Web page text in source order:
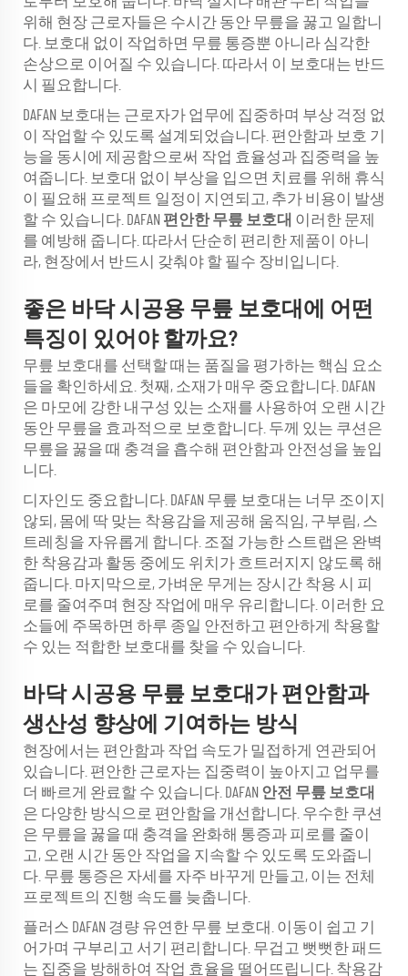
위해 현장 근로자들은 수시간 동안 무릎을 꿇고 일합니
다. 보호대 없이 작업하면 무릎 통증뿐 아니라 심각한
손상으로 이어질 수 있습니다. 따라서 이 보호대는 반드
시 필요합니다.
DAFAN 보호대는 근로자가 업무에 집중하며 부상 걱정 없
이 작업할 수 있도록 설계되었습니다. 편안함과 보호 기
능을 동시에 제공함으로써 작업 효율성과 집중력을 높
여줍니다. 보호대 없이 부상을 입으면 치료를 위해 휴식
이 필요해 프로젝트 일정이 지연되고, 추가 비용이 발생
할 수 있습니다. DAFAN 편안한 무릎 보호대 이러한 문제
를 예방해 줍니다. 따라서 단순히 편리한 제품이 아니
라, 현장에서 반드시 갖춰야 할 필수 장비입니다.
좋은 바닥 시공용 무릎 보호대에 어떤
특징이 있어야 할까요?
무릎 보호대를 선택할 때는 품질을 평가하는 핵심 요소
들을 확인하세요. 첫째, 소재가 매우 중요합니다. DAFAN
은 마모에 강한 내구성 있는 소재를 사용하여 오랜 시간
동안 무릎을 효과적으로 보호합니다. 두께 있는 쿠션은
무릎을 꿇을 때 충격을 흡수해 편안함과 안전성을 높입
니다.
디자인도 중요합니다. DAFAN 무릎 보호대는 너무 조이지
않되, 몸에 딱 맞는 착용감을 제공해 움직임, 구부림, 스
트레칭을 자유롭게 합니다. 조절 가능한 스트랩은 완벽
한 착용감과 활동 중에도 위치가 흐트러지지 않도록 해
줍니다. 마지막으로, 가벼운 무게는 장시간 착용 시 피
로를 줄여주며 현장 작업에 매우 유리합니다. 이러한 요
소들에 주목하면 하루 종일 안전하고 편안하게 착용할
수 있는 적합한 보호대를 찾을 수 있습니다.
바닥 시공용 무릎 보호대가 편안함과
생산성 향상에 기여하는 방식
현장에서는 편안함과 작업 속도가 밀접하게 연관되어
있습니다. 편안한 근로자는 집중력이 높아지고 업무를
더 빠르게 완료할 수 있습니다. DAFAN 안전 무릎 보호대
은 다양한 방식으로 편안함을 개선합니다. 우수한 쿠션
은 무릎을 꿇을 때 충격을 완화해 통증과 피로를 줄이
고, 오랜 시간 동안 작업을 지속할 수 있도록 도와줍니
다. 무릎 통증은 자세를 자주 바꾸게 만들고, 이는 전체
프로젝트의 진행 속도를 늦춥니다.
플러스 DAFAN 경량 유연한 무릎 보호대. 이동이 쉽고 기
어가며 구부리고 서기 편리합니다. 무겁고 뻣뻣한 패드
는 집중을 방해하여 작업 효율을 떨어뜨립니다. 착용감